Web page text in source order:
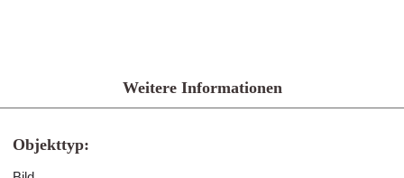
Weitere Informationen
Objekttyp: